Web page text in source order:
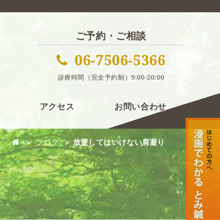
ご予約・ご相談
06-7506-5366
診療時間（完全予約制）9:00-20:00
アクセス お問い合わせ
＞ ブログ ＞ 放置してはいけない肩凝り